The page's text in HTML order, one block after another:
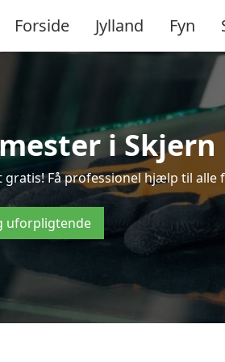
Forside Jylland Fyn
i Skjern
Få professionel hjælp til
uforpligtende